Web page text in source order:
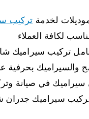
لخدمة تركيب
لكافة العملاء
تركيب سيراميك
والسيراميك بحرفية
في صيانة
سيراميك جدران